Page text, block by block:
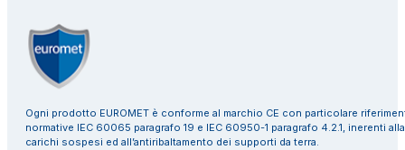
Ogni prodotto EUROMET è conforme al marchio CE con particolare
normative IEC 60065 paragrafo 19 e IEC 60950-1 paragrafo 4.2.1, inerenti
carichi sospesi ed all’antiribaltamento dei supporti da terra.